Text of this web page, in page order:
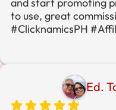
matuto
and start promoting
to use, great
#ClicknamicsPH
Ed.